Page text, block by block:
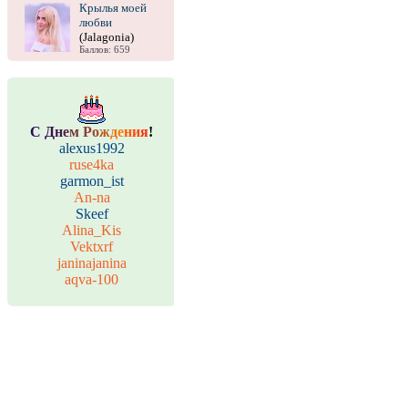
Крылья моей
любви
(Jalagonia)
Баллов: 659
С Днем Рождения!
alexus1992
ruse4ka
garmon_ist
An-na
Skeef
Alina_Kis
Vektxrf
janinajanina
aqva-100